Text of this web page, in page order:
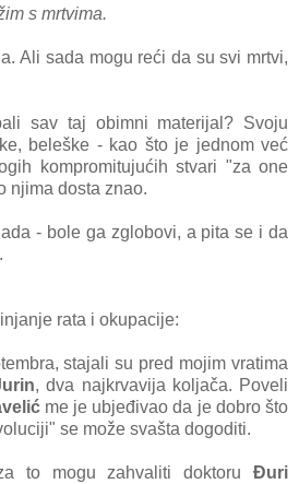
s mrtvima.
Ali sada mogu reći da su svi mrtvi,
sav taj obimni materijal? Svoju
beleške - kao što je jednom već
kompromitujućih stvari "za one
njima dosta znao.
- bole ga zglobovi, a pita se i da
rata i okupacije:
stajali su pred mojim vratima
, dva najkrvavija koljača. Poveli
me je ubjeđivao da je dobro što
se može svašta dogoditi.
to mogu zahvaliti doktoru Đuri